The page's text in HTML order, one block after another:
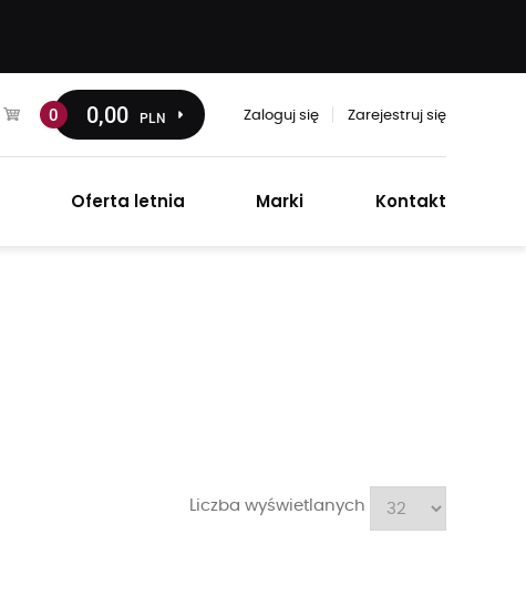
0 0,00 PLN Zaloguj się Zarejestruj się
Oferta letnia Marki Kontakt
Liczba wyświetlanych